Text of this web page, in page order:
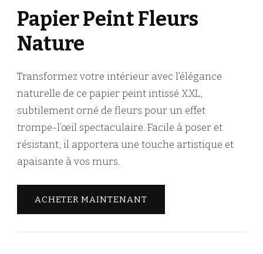
Papier Peint Fleurs
Nature
Transformez votre intérieur avec l’élégance
naturelle de ce papier peint intissé XXL,
subtilement orné de fleurs pour un effet
trompe-l’œil spectaculaire. Facile à poser et
résistant, il apportera une touche artistique et
apaisante à vos murs.
ACHETER MAINTENANT